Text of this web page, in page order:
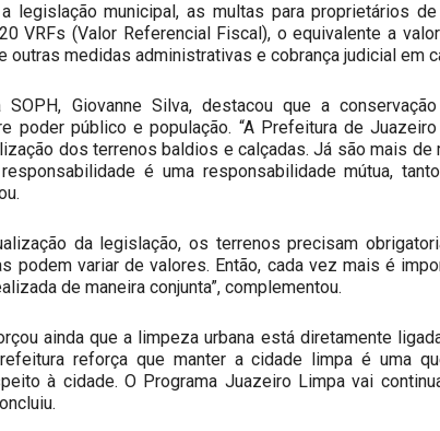
legislação municipal, as multas para proprietários
VRFs (Valor Referencial Fiscal), o equivalente a
outras medidas administrativas e cobrança judicial em
Giovanne Silva, destacou que a
poder público e população. “A Prefeitura de
dos terrenos baldios e calçadas. Já são mais
é uma responsabilidade mútua,
da legislação, os terrenos precisam
podem variar de valores. Então, cada vez mais é
de maneira conjunta”, complementou.
ainda que a limpeza urbana está diretamente
reforça que manter a cidade limpa é uma
à cidade. O Programa Juazeiro Limpa vai